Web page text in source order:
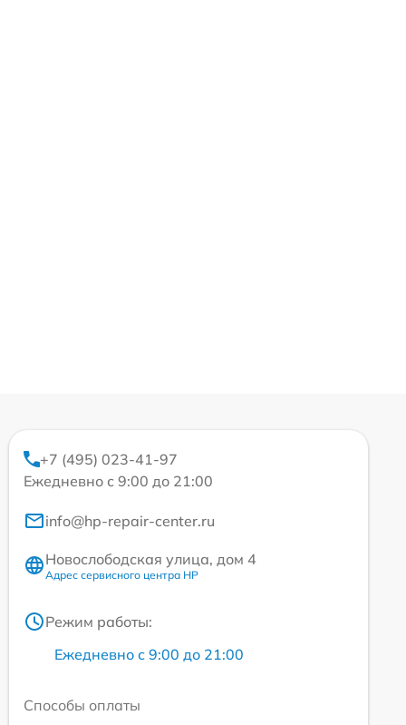
+7 (495) 023-41-97
Ежедневно с 9:00 до 21:00
info@hp-repair-center.ru
Новослободская улица, дом 4
Адрес сервисного центра HP
Режим работы:
Ежедневно с 9:00 до 21:00
Способы оплаты